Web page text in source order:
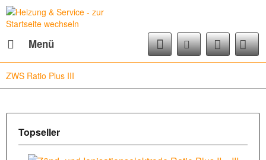
Menü
ZWS Ratio Plus III
Topseller